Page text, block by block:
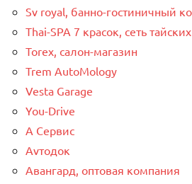
Sv royal, банно-гостиничный
Thai-SPA 7 красок, сеть
Torex, салон-магазин
Trem AutoMology
Vesta Garage
You-Drive
А Сервис
Аvтодок
Авангард, оптовая компания